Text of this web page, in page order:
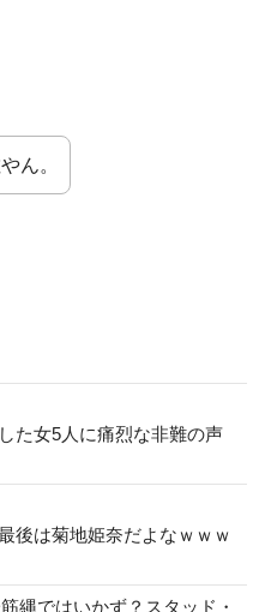
ん。
た女5人に痛烈な非難の声
後は菊地姫奈だよなｗｗｗ
縄ではいかず？スタッド・